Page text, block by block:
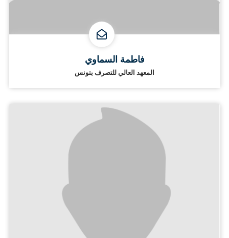
فاطمة السماوي
المعهد العالي للتصرف بتونس